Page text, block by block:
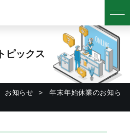
トピックス
お知らせ
年末年始休業のお知ら